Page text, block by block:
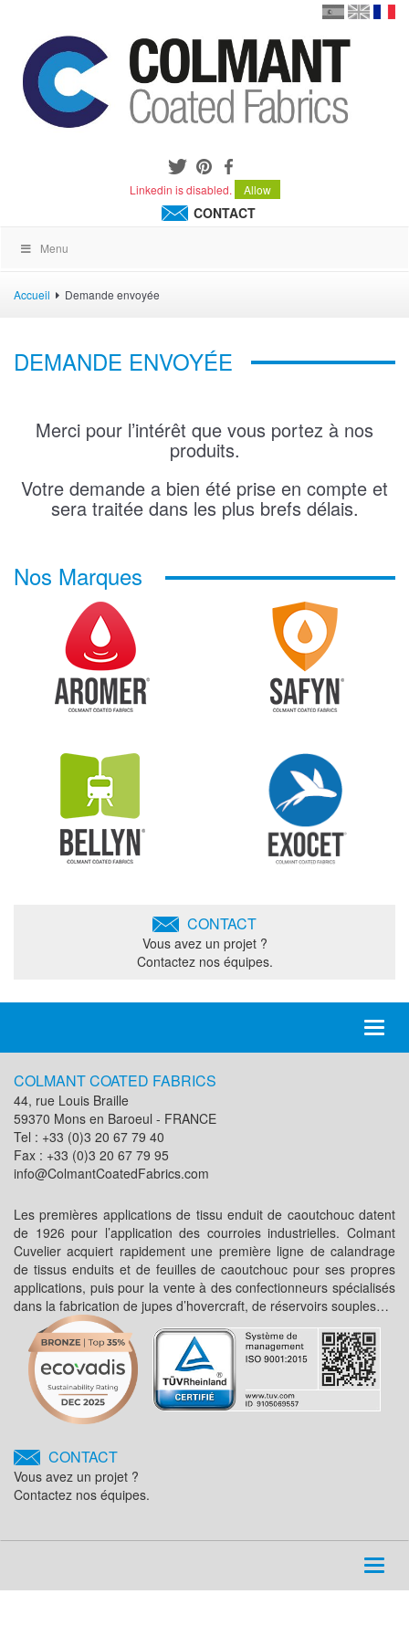
español
Linkedin is disabled. Allow
CONTACT
Menu
Accueil Demande envoyée
DEMANDE ENVOYÉE
Merci pour l’intérêt que vous portez à nos
produits.
Votre demande a bien été prise en compte et
sera traitée dans les plus brefs délais.
Nos Marques
CONTACT
Vous avez un projet ?
Contactez nos équipes.
COLMANT COATED FABRICS
44, rue Louis Braille
59370 Mons en Baroeul - FRANCE
Tel : +33 (0)3 20 67 79 40
Fax : +33 (0)3 20 67 79 95
info@ColmantCoatedFabrics.com
Les premières applications de tissu enduit de caoutchouc datent
de 1926 pour l’application des courroies industrielles. Colmant
Cuvelier acquiert rapidement une première ligne de calandrage
de tissus enduits et de feuilles de caoutchouc pour ses propres
applications, puis pour la vente à des confectionneurs spécialisés
dans la fabrication de jupes d’hovercraft, de réservoirs souples…
CONTACT
Vous avez un projet ?
Contactez nos équipes.